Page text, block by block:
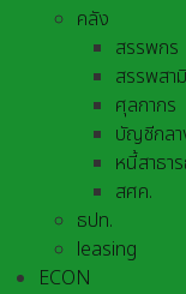
คลัง
สรรพกร
สรรพสา
ศุลกากร
บัญชีกล
หนี้สาธา
สศค.
ธปท.
leasing
ECON